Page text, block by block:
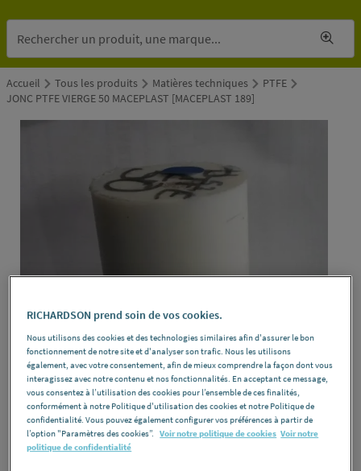
Accueil Tous les produits Matières techniques
PTFE
JONC PTFE VIERGE 50 MACEPLAST [MACEPLAST 189]
MACEPLAST REF : 96687
RICHARDSON prend soin de vos cookies.
Nous utilisons des cookies et des technologies similaires afin d'assurer le bon
fonctionnement de notre site et d'analyser son trafic. Nous les utilisons
également, avec votre consentement, afin de mieux comprendre la façon dont vous
interagissez avec notre contenu et nos fonctionnalités. En acceptant ce message,
vous consentez à l’utilisation des cookies pour l’ensemble de ces finalités,
conformément à notre Politique d'utilisation des cookies et notre Politique de
confidentialité. Vous pouvez également configurer vos préférences à partir de
l’option "Paramètres des cookies”. Voir notre politique de cookies Voir notre
politique de confidentialité